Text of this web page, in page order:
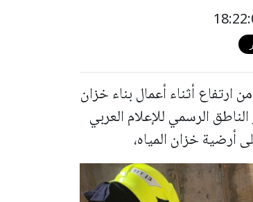
أثناء أعمال بناء خزان
الرسمي للإعلام العربي
أرضية خزان المياه،